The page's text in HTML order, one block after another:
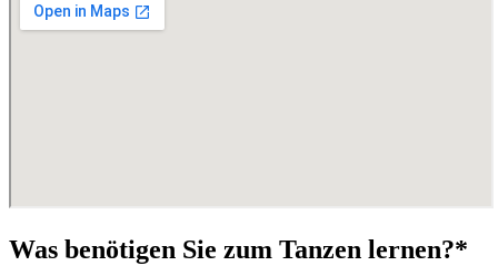
Was benötigen Sie zum Tanzen lernen?*